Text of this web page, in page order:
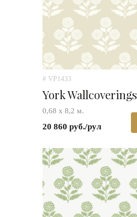
# VP1433
York Wallcoverings
0,68 х 8,2 м.
20 860 руб./рул